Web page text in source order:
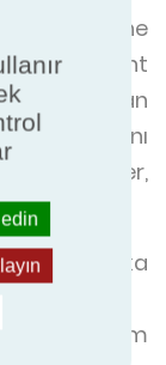
Eurovent
katılan
yanı
geçer,
için fabrika
yazılım